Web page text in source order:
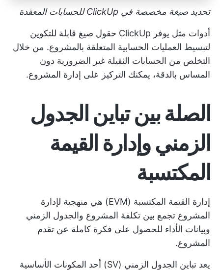
تحديد صيغة مخصصة في ClickUp للحسابات المعقدة
أدوات مثل يوفر ClickUp حقول صيغ قابلة للتكوين
لتبسيط العمليات الحسابية المتعلقة بالمشروع. من خلال
التخلص من الحسابات الثقيلة غير الضرورية دون
المساس بالدقة، يمكنك التركيز على إدارة المشروع.
الصلة بين تباين الجدول
الزمني وإدارة القيمة
المكتسبة
إدارة القيمة المكتسبة (EVM) هي منهجية لإدارة
المشروع تجمع بين تكلفة المشروع والجدول الزمني
وبيانات الأداء للحصول على فكرة كاملة عن تقدم
المشروع.
يعد تباين الجدول الزمني (SV) أحد المكونات الأساسية